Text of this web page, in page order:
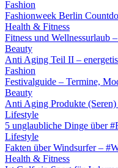
Fashion
Fashionweek Berlin
Health & Fitness
Fitness und Wellnessurlaub
Beauty
Anti Aging Teil II –
Fashion
Festivalguide – Termine,
Beauty
Anti Aging Produkte
Lifestyle
5 unglaubliche Dinge über
Lifestyle
Fakten über Windsurfer –
Health & Fitness